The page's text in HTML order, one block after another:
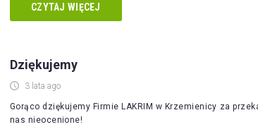
CZYTAJ WIĘCEJ
Dziękujemy
3 lata ago
Gorąco dziękujemy Firmie LAKRIM w Krzemienicy za
nas nieocenione!